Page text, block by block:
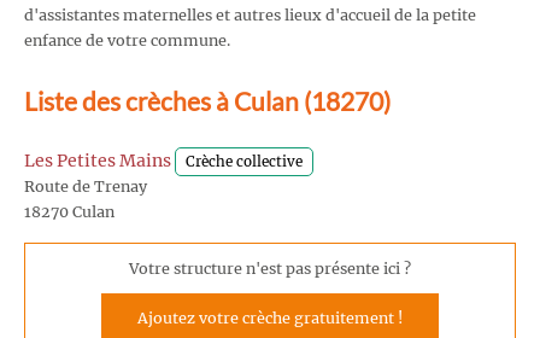
d'assistantes maternelles et autres lieux d'accueil de la petite
enfance de votre commune.
Liste des crèches à Culan (18270)
Les Petites Mains Crèche collective
Route de Trenay
18270 Culan
Votre structure n'est pas présente ici ?
Ajoutez votre crèche gratuitement !